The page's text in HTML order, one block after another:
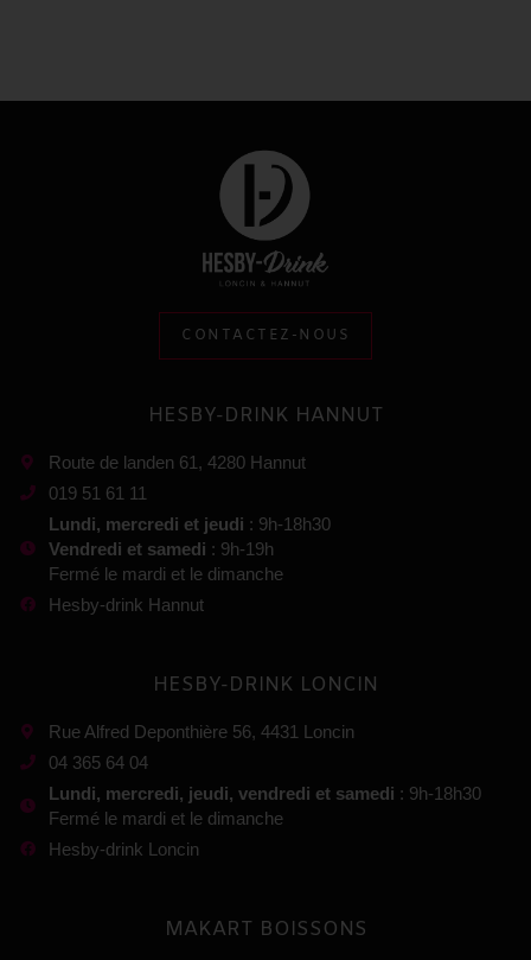
CONTACTEZ-NOUS
HESBY-DRINK HANNUT
Route de landen 61, 4280 Hannut
019 51 61 11
Lundi, mercredi et jeudi : 9h-18h30
Vendredi et samedi : 9h-19h
Fermé le mardi et le dimanche
Hesby-drink Hannut
HESBY-DRINK LONCIN
Rue Alfred Deponthière 56, 4431 Loncin
04 365 64 04
Lundi, mercredi, jeudi, vendredi et samedi : 9h-18h30
Fermé le mardi et le dimanche
Hesby-drink Loncin
MAKART BOISSONS